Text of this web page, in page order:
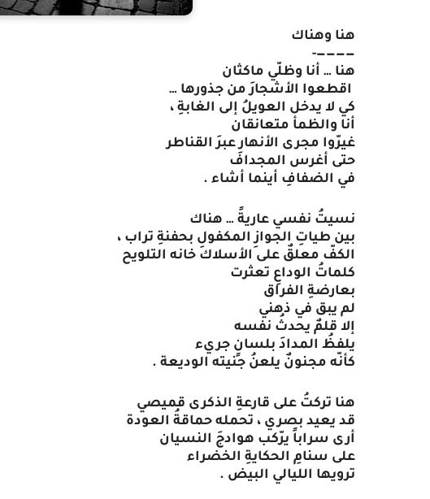
هنا وهناك
————-
هنا … أنا وظلّي ماكثان
اقطعوا الأشجارَ من جذورها …
كي لا يدخل العويلُ إلى الغابةِ ،
أنا والظمأ متعانقان
غيرّوا مجرى الأنهارِ عبرَ القناطر
حتى أغرس المجداف
في الضفافِ أينما أشاء .
نسيتُ نفسي عاريةً … هناك
بين طياتِ الجوازِ المكفولِ بحفنةِ تراب ،
الكفّ معلقٌ على الأسلاك خانه التلويح
كلماتُ الوداعِ تعثرت
بعارضةِ الفراق
لم يبق في ذهني
إلا قلمٌ يحدثُ نفسه
يلفظُ المدادَ بلسانٍ جريء
كأنّه مجنونٌ يلعنُ جنيته الوديعة .
هنا تركتُ على قارعةِ الذكرى قميصي
قد يعيد بصري ، تحمله حماقةُ العودة
أرى سراباً يرّكب هوادجَ النسيان
على سنامِ الحكايةِ الخضراء
ترويها الليالي البيض .